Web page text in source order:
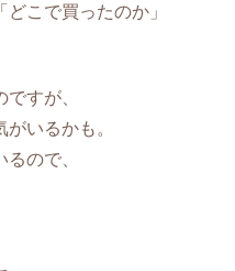
こで買ったのか」
すが、
いるかも。
ので、